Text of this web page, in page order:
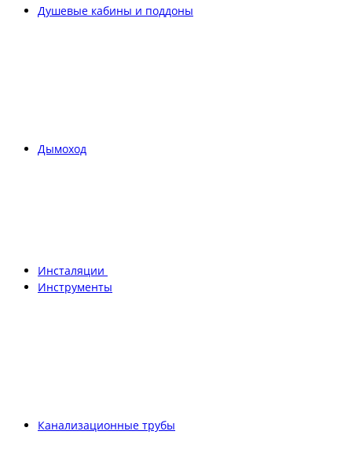
Душевые кабины и поддоны
Дымоход
Инсталяции
Инструменты
Канализационные трубы